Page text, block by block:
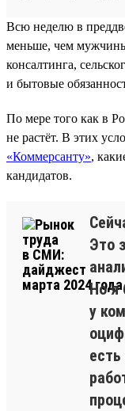
Всю неделю в
меньше, чем
консалтинга,
и бытовые
По мере того как в
не растёт. В этих
«Коммерсанту»,
кандидатов.
Это
Но я
у